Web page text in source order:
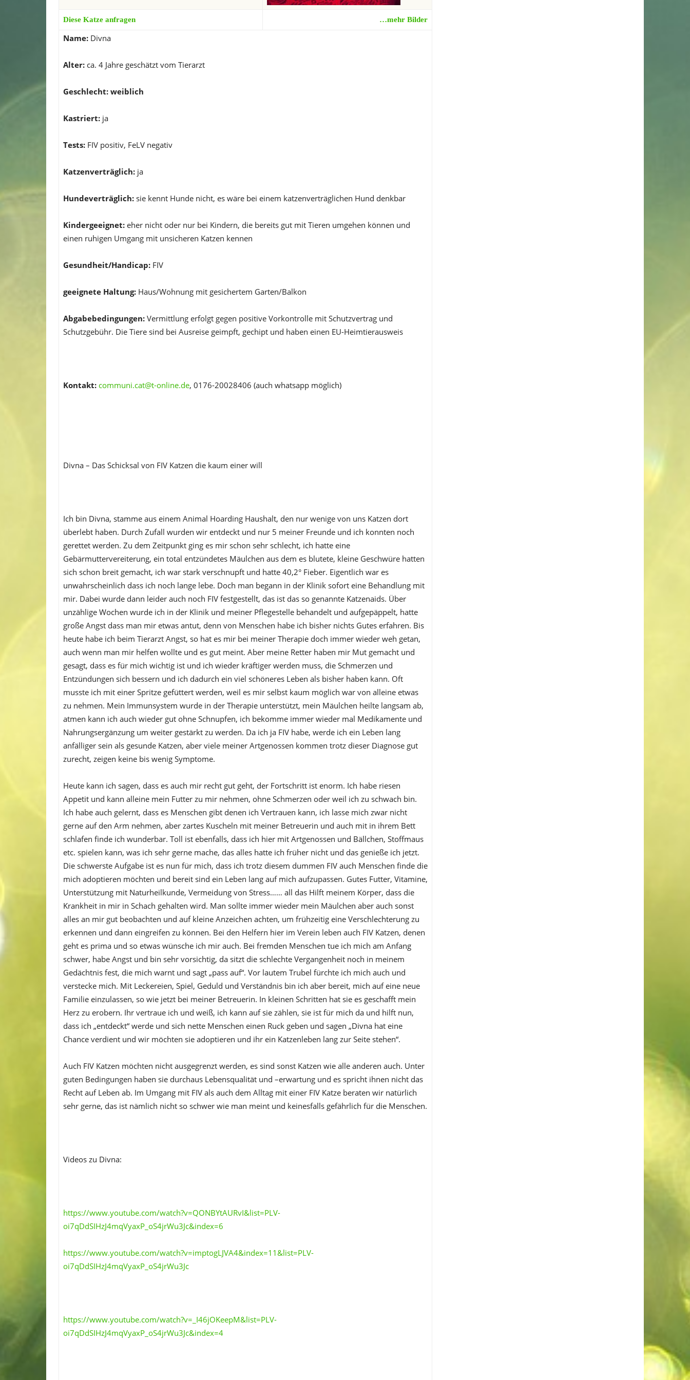
Diese Katze anfragen …mehr Bilder
Name: Divna
Alter: ca. 4 Jahre geschätzt vom Tierarzt
Geschlecht: weiblich
Kastriert: ja
Tests: FIV positiv, FeLV negativ
Katzenverträglich: ja
Hundeverträglich: sie kennt Hunde nicht, es wäre bei einem katzenverträglichen Hund denkbar
Kindergeeignet: eher nicht oder nur bei Kindern, die bereits gut mit Tieren umgehen können und
einen ruhigen Umgang mit unsicheren Katzen kennen
Gesundheit/Handicap: FIV
geeignete Haltung: Haus/Wohnung mit gesichertem Garten/Balkon
Abgabebedingungen: Vermittlung erfolgt gegen positive Vorkontrolle mit Schutzvertrag und
Schutzgebühr. Die Tiere sind bei Ausreise geimpft, gechipt und haben einen EU-Heimtierausweis
Kontakt: communi.cat@t-online.de, 0176-20028406 (auch whatsapp möglich)
Divna – Das Schicksal von FIV Katzen die kaum einer will
Ich bin Divna, stamme aus einem Animal Hoarding Haushalt, den nur wenige von uns Katzen dort
überlebt haben. Durch Zufall wurden wir entdeckt und nur 5 meiner Freunde und ich konnten noch
gerettet werden. Zu dem Zeitpunkt ging es mir schon sehr schlecht, ich hatte eine
Gebärmuttervereiterung, ein total entzündetes Mäulchen aus dem es blutete, kleine Geschwüre hatten
sich schon breit gemacht, ich war stark verschnupft und hatte 40,2° Fieber. Eigentlich war es
unwahrscheinlich dass ich noch lange lebe. Doch man begann in der Klinik sofort eine Behandlung mit
mir. Dabei wurde dann leider auch noch FIV festgestellt, das ist das so genannte Katzenaids. Über
unzählige Wochen wurde ich in der Klinik und meiner Pflegestelle behandelt und aufgepäppelt, hatte
große Angst dass man mir etwas antut, denn von Menschen habe ich bisher nichts Gutes erfahren. Bis
heute habe ich beim Tierarzt Angst, so hat es mir bei meiner Therapie doch immer wieder weh getan,
auch wenn man mir helfen wollte und es gut meint. Aber meine Retter haben mir Mut gemacht und
gesagt, dass es für mich wichtig ist und ich wieder kräftiger werden muss, die Schmerzen und
Entzündungen sich bessern und ich dadurch ein viel schöneres Leben als bisher haben kann. Oft
musste ich mit einer Spritze gefüttert werden, weil es mir selbst kaum möglich war von alleine etwas
zu nehmen. Mein Immunsystem wurde in der Therapie unterstützt, mein Mäulchen heilte langsam ab,
atmen kann ich auch wieder gut ohne Schnupfen, ich bekomme immer wieder mal Medikamente und
Nahrungsergänzung um weiter gestärkt zu werden. Da ich ja FIV habe, werde ich ein Leben lang
anfälliger sein als gesunde Katzen, aber viele meiner Artgenossen kommen trotz dieser Diagnose gut
zurecht, zeigen keine bis wenig Symptome.
Heute kann ich sagen, dass es auch mir recht gut geht, der Fortschritt ist enorm. Ich habe riesen
Appetit und kann alleine mein Futter zu mir nehmen, ohne Schmerzen oder weil ich zu schwach bin.
Ich habe auch gelernt, dass es Menschen gibt denen ich Vertrauen kann, ich lasse mich zwar nicht
gerne auf den Arm nehmen, aber zartes Kuscheln mit meiner Betreuerin und auch mit in ihrem Bett
schlafen finde ich wunderbar. Toll ist ebenfalls, dass ich hier mit Artgenossen und Bällchen, Stoffmaus
etc. spielen kann, was ich sehr gerne mache, das alles hatte ich früher nicht und das genieße ich jetzt.
Die schwerste Aufgabe ist es nun für mich, dass ich trotz diesem dummen FIV auch Menschen finde die
mich adoptieren möchten und bereit sind ein Leben lang auf mich aufzupassen. Gutes Futter, Vitamine,
Unterstützung mit Naturheilkunde, Vermeidung von Stress…… all das Hilft meinem Körper, dass die
Krankheit in mir in Schach gehalten wird. Man sollte immer wieder mein Mäulchen aber auch sonst
alles an mir gut beobachten und auf kleine Anzeichen achten, um frühzeitig eine Verschlechterung zu
erkennen und dann eingreifen zu können. Bei den Helfern hier im Verein leben auch FIV Katzen, denen
geht es prima und so etwas wünsche ich mir auch. Bei fremden Menschen tue ich mich am Anfang
schwer, habe Angst und bin sehr vorsichtig, da sitzt die schlechte Vergangenheit noch in meinem
Gedächtnis fest, die mich warnt und sagt „pass auf“. Vor lautem Trubel fürchte ich mich auch und
verstecke mich. Mit Leckereien, Spiel, Geduld und Verständnis bin ich aber bereit, mich auf eine neue
Familie einzulassen, so wie jetzt bei meiner Betreuerin. In kleinen Schritten hat sie es geschafft mein
Herz zu erobern. Ihr vertraue ich und weiß, ich kann auf sie zählen, sie ist für mich da und hilft nun,
dass ich „entdeckt“ werde und sich nette Menschen einen Ruck geben und sagen „Divna hat eine
Chance verdient und wir möchten sie adoptieren und ihr ein Katzenleben lang zur Seite stehen“.
Auch FIV Katzen möchten nicht ausgegrenzt werden, es sind sonst Katzen wie alle anderen auch. Unter
guten Bedingungen haben sie durchaus Lebensqualität und –erwartung und es spricht ihnen nicht das
Recht auf Leben ab. Im Umgang mit FIV als auch dem Alltag mit einer FIV Katze beraten wir natürlich
sehr gerne, das ist nämlich nicht so schwer wie man meint und keinesfalls gefährlich für die Menschen.
Videos zu Divna:
https://www.youtube.com/watch?v=QONBYtAURvI&list=PLV-
oi7qDdSIHzJ4mqVyaxP_oS4jrWu3Jc&index=6
https://www.youtube.com/watch?v=imptogLJVA4&index=11&list=PLV-
oi7qDdSIHzJ4mqVyaxP_oS4jrWu3Jc
https://www.youtube.com/watch?v=_I46jOKeepM&list=PLV-
oi7qDdSIHzJ4mqVyaxP_oS4jrWu3Jc&index=4